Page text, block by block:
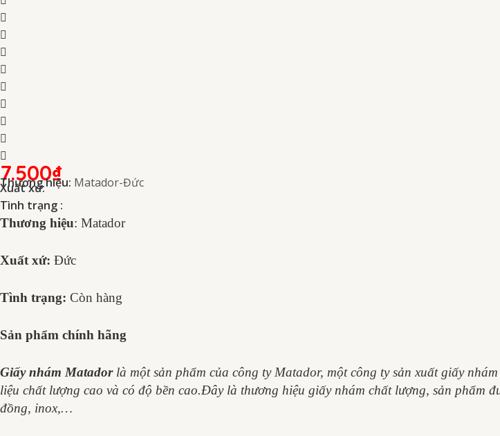
7.500₫
Thương hiệu: Matador-Đức
Xuất xứ:
Tình trạng :
Thương hiệu: Matador
Xuất xứ: Đức
Tình trạng: Còn hàng
Sản phẩm chính hãng
Giấy nhám Matadorlà một sản phẩm của công ty Matador, một công ty sản xuất giấy
liệu chất lượng cao và có độ bền cao.Đây là thương hiệu giấy nhám chất lượng, sản phẩm
đồng, inox,…